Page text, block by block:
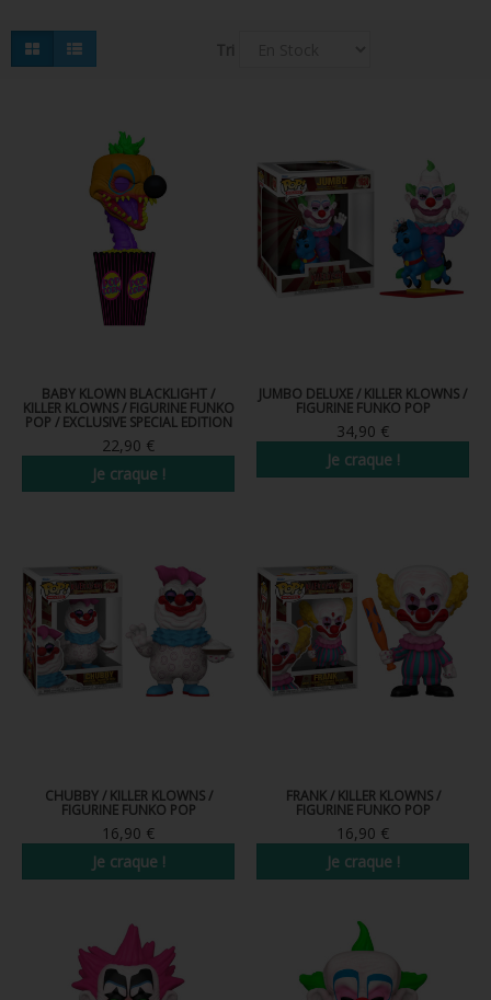
FIGURINES POP SPORTS
FIGURINES POP HARRY POTTER
FIGURINES POP STAR WARS
FIGURINES POP STRANGER THINGS
FIGURINES POP SEIGNEUR DES ANNEAUX
FIGURINES POP DC COMICS
FIGURINE POP AD ICONS
FIGURINE POP ROYALS FAMILY
POP PROTECTION
PORTE-CLÉS POCKET POP
FUNKO VINYL SODA
LOUNGEFLY
BABY KLOWN BLACKLIGHT /
KILLER KLOWNS / FIGURINE FUNKO
POP / EXCLUSIVE SPECIAL EDITION
22,90 €
Je craque !
JUMBO DELUXE / KILLER KLOWNS /
FIGURINE FUNKO POP
34,90 €
Je craque !
CHUBBY / KILLER KLOWNS /
FIGURINE FUNKO POP
16,90 €
Je craque !
FRANK / KILLER KLOWNS /
FIGURINE FUNKO POP
16,90 €
Je craque !